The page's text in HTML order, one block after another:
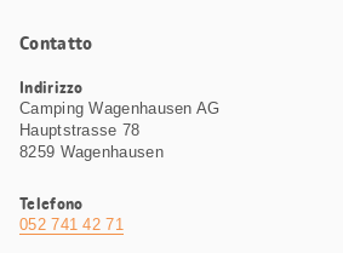
Contatto
Indirizzo
Camping Wagenhausen AG
Hauptstrasse 78
8259 Wagenhausen
Telefono
052 741 42 71